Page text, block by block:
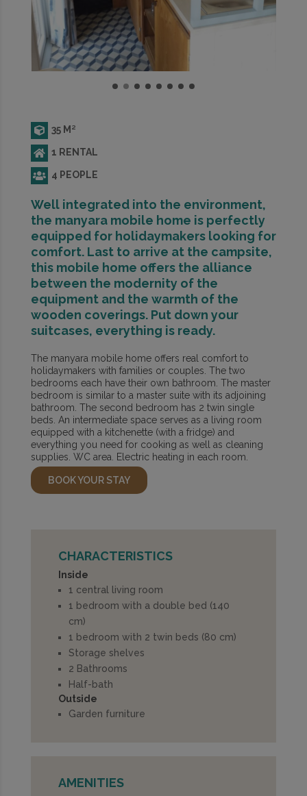
35 M²
1 RENTAL
4 PEOPLE
Well integrated into the environment,
the manyara mobile home is perfectly
equipped for holidaymakers looking for
comfort. Last to arrive at the campsite,
this mobile home offers the alliance
between the modernity of the
equipment and the warmth of the
wooden coverings. Put down your
suitcases, everything is ready.
The manyara mobile home offers real comfort to
holidaymakers with families or couples. The two
bedrooms each have their own bathroom. The master
bedroom is similar to a master suite with its adjoining
bathroom. The second bedroom has 2 twin single
beds. An intermediate space serves as a living room
equipped with a kitchenette (with a fridge) and
everything you need for cooking as well as cleaning
supplies. WC area. Electric heating in each room.
BOOK YOUR STAY
CHARACTERISTICS
Inside
1 central living room
1 bedroom with a double bed (140
cm)
1 bedroom with 2 twin beds (80 cm)
Storage shelves
2 Bathrooms
Half-bath
Outside
Garden furniture
AMENITIES